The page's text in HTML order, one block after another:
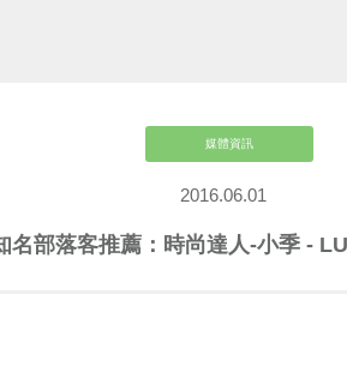
媒體資訊
2016.06.01
名部落客推薦：時尚達人-小季 -